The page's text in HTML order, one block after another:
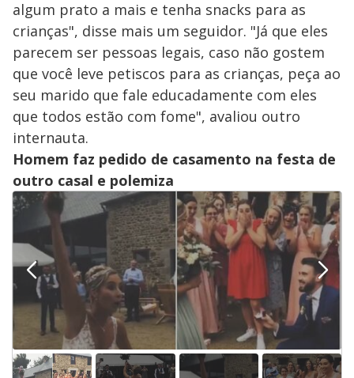
algum prato a mais e tenha snacks para as
crianças", disse mais um seguidor. "Já que eles
parecem ser pessoas legais, caso não gostem
que você leve petiscos para as crianças, peça ao
seu marido que fale educadamente com eles
que todos estão com fome", avaliou outro
internauta.
Homem faz pedido de casamento na festa de
outro casal e polemiza